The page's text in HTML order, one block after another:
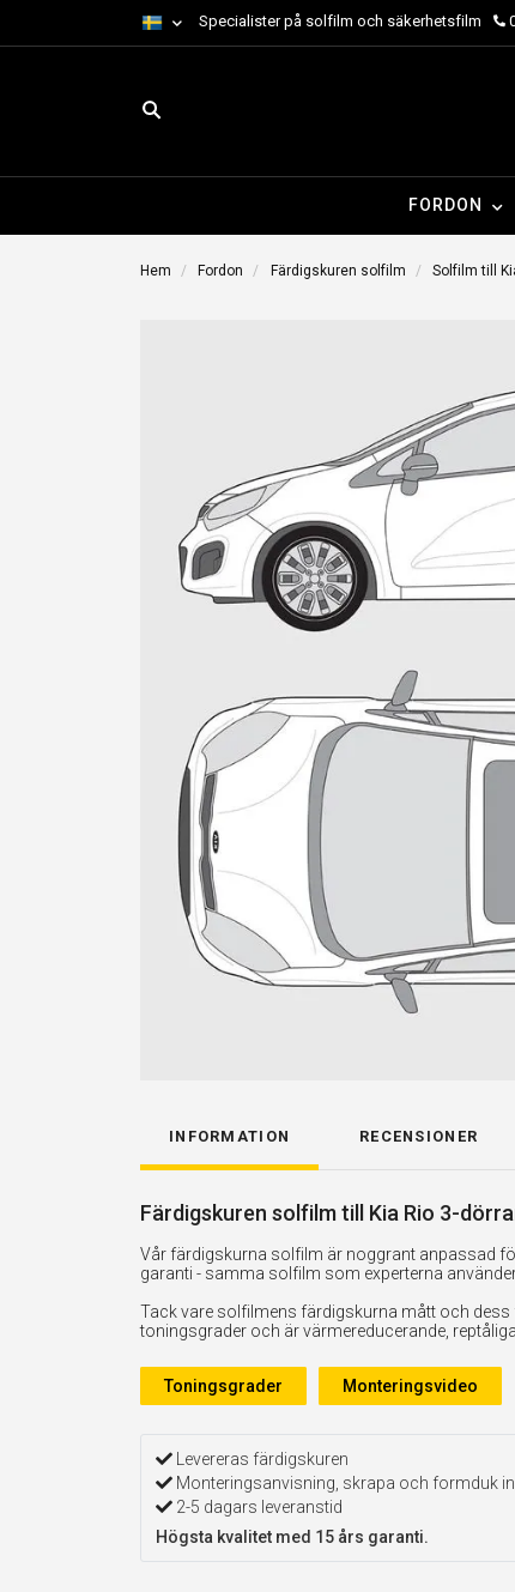
Specialister på solfilm och säkerhetsfilm
FORDON
Hem Fordon Färdigskuren solfilm Solfilm till
INFORMATION RECENSIONER
Färdigskuren solfilm till Kia Rio 3-
Vår färdigskurna solfilm är noggrant anpassad
garanti - samma solfilm som experterna
Tack vare solfilmens färdigskurna mått och
toningsgrader och är värmereducerande,
Toningsgrader Monteringsvideo
Levereras färdigskuren
Monteringsanvisning, skrapa och formduk
2-5 dagars leveranstid
Högsta kvalitet med 15 års garanti.